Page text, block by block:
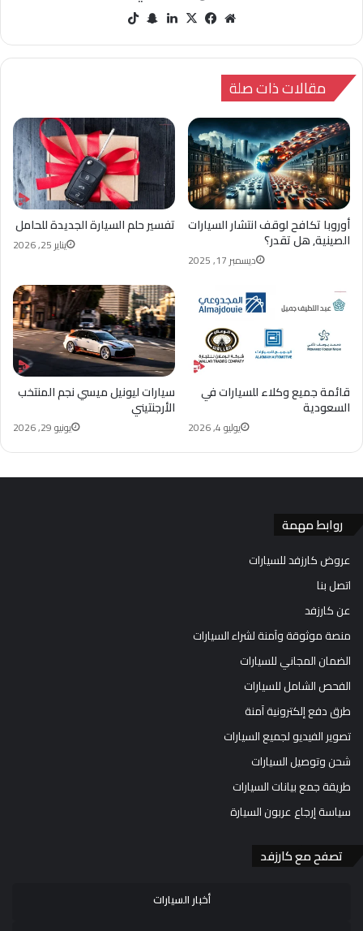
مو
الوي
في
وك
‫X لينك سنا
تشا
مقالات ذات صلة
تفسير حلم السيارة الجديدة للحامل
يناير 25, 2026
أوروبا تكافح لوقف انتشار السيارات
الصينية, هل تقدر؟
ديسمبر 17, 2025
سيارات ليونيل ميسي نجم المنتخب
الأرجنتيني
يونيو 29, 2026
قائمة جميع وكلاء للسيارات في
السعودية​
يوليو 4, 2026
روابط مهمة
عروض كارزفد للسيارات
اتصل بنا
عن كارزفد
منصة موثوقة وآمنة لشراء السيارات
الضمان المجاني للسيارات
الفحص الشامل للسيارات
طرق دفع إلكترونية آمنة
تصوير الفيديو لجميع السيارات
شحن وتوصيل السيارات
طريقة جمع بيانات السيارات
سياسة إرجاع عربون السيارة
تصفح مع كارزفد
أخبار السيارات